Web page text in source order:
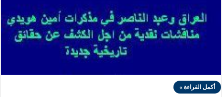
أكمل القراءة »